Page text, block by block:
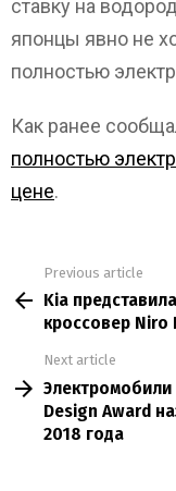
ставку на
японцы явно не
полностью
Как ранее
полностью
цене.
more
Previous article
Kia
кроссовер Niro
Next article
Design Award
2018 года